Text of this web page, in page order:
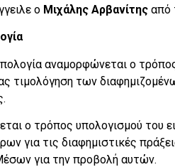
ο Μιχάλης Αρβανίτηςαπό
αναμορφώνεται ο
τιμολόγηση των
ο τρόπος υπολογισμού του
για τις διαφημιστικές
για την προβολή αυτών.